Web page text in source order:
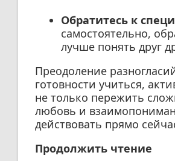
Обратитесь к
самостоятельно,
лучше понять друг
Преодоление
готовности учиться,
не только пережить
любовь и
действовать прямо
Продолжить чтение